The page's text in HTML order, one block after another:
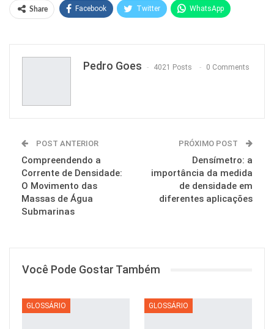
Share Facebook Twitter WhatsApp
Pedro Goes 4021 Posts 0 Comments
POST ANTERIOR
Compreendendo a
Corrente de Densidade:
O Movimento das
Massas de Água
Submarinas
PRÓXIMO POST
Densímetro: a
importância da medida
de densidade em
diferentes aplicações
Você Pode Gostar Também
GLOSSÁRIO GLOSSÁRIO